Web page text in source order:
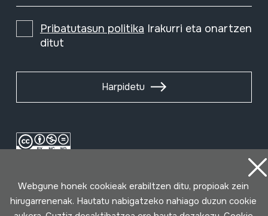
Pribatutasun politika Irakurri eta onartzen
ditut
Harpidetu
Webgune honek cookieak erabiltzen ditu, propioak zein
hirugarrenenak. Hautatu nabigatzeko nahiago duzun cookie